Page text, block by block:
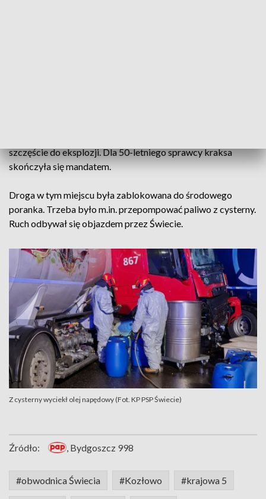
szczęście do eksplozji. Dla 50-letniego sprawcy kraksa
skończyła się mandatem.
Droga w tym miejscu była zablokowana do środowego
poranka. Trzeba było m.in. przepompować paliwo z cysterny.
Ruch odbywał się objazdem przez Świecie.
Z cysterny wyciekł olej napędowy (Fot. KP PSP Świecie)
Źródło: , Bydgoszcz 998
#obwodnica Świecia #Kozłowo #krajowa 5